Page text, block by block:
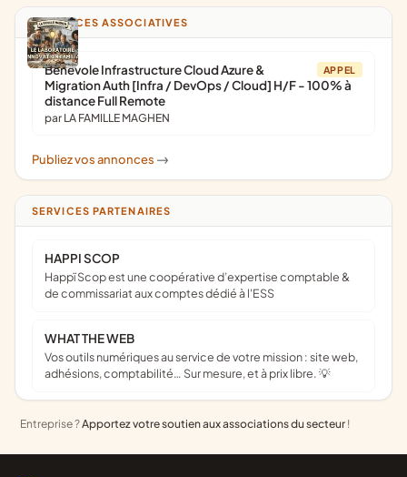
ANNONCES ASSOCIATIVES
APPEL
Bénévole Infrastructure Cloud Azure &
Migration Auth [Infra / DevOps / Cloud] H/F - 100% à
distance Full Remote
par LA FAMILLE MAGHEN
Publiez vos annonces ->
SERVICES PARTENAIRES
HAPPI SCOP
Happï Scop est une coopérative d’expertise comptable &
de commissariat aux comptes dédié à l'ESS
WHAT THE WEB
Vos outils numériques au service de votre mission : site web,
adhésions, comptabilité… Sur mesure, et à prix libre. 💡
Entreprise ?Apportez votre soutien aux associations du secteur !